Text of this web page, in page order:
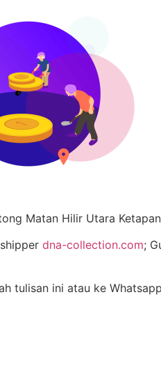
Matan Hilir Utara
dna-collection.com;
tulisan ini atau ke